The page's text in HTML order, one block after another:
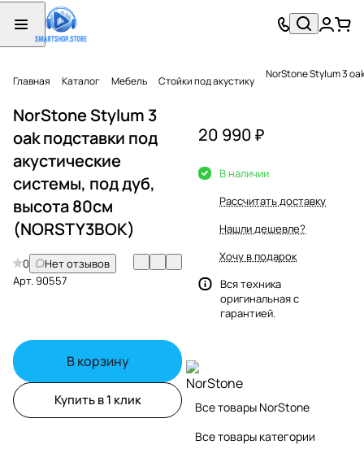
Главная Каталог Мебель Стойки под акустику NorStone Stylum 3
NorStone Stylum 3
oak подставки под
акустические
системы, под дуб,
высота 80см
(NORSTY3BOK)
0
Нет отзывов
Арт.90557
В корзину
Купить в 1 клик
20 990 ₽
В наличии
Рассчитать доставку
Нашли дешевле?
Хочу в подарок
Вся техника
оригинальная с
гарантией.
Все товары NorStone
Все товары категории